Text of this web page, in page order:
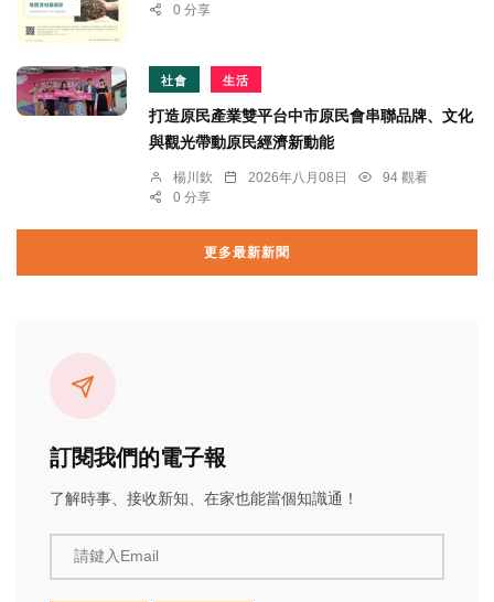
0 分享
社會 生活
打造原民產業雙平台中市原民會串聯品牌、文化
與觀光帶動原民經濟新動能
楊川欽 2026年八月08日
94 觀看
0 分享
更多最新新聞
訂閱我們的電子報
了解時事、接收新知、在家也能當個知識通！
請鍵入Email